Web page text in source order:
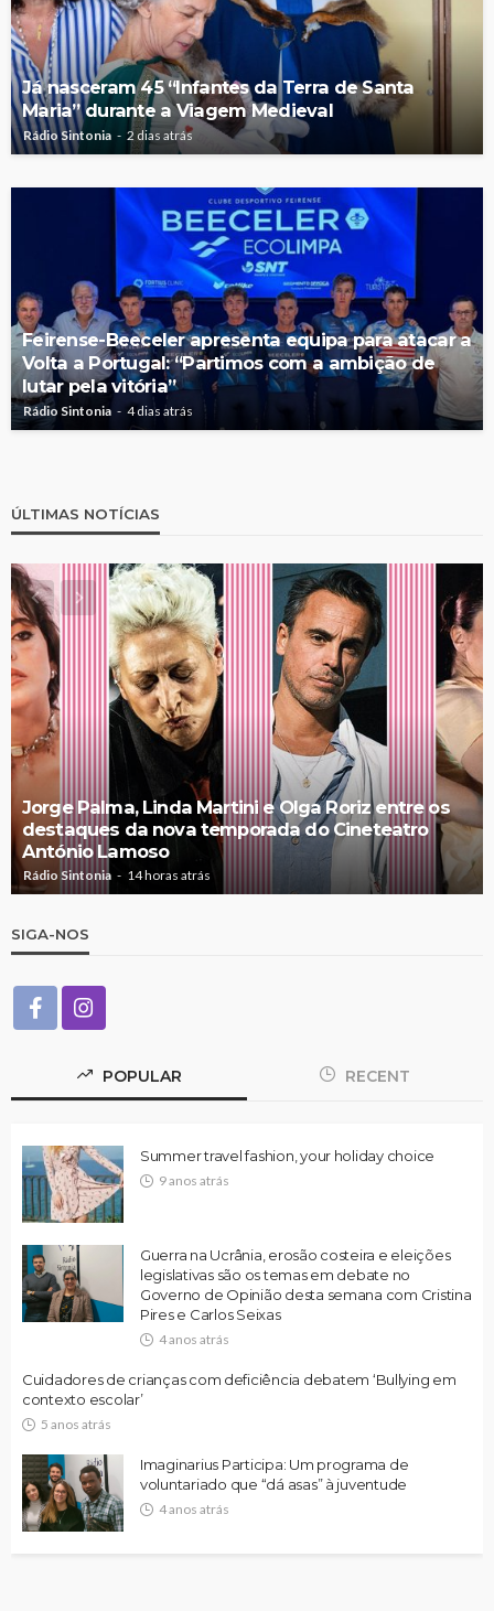
Já nasceram 45 “Infantes da Terra de Santa
Maria” durante a Viagem Medieval
Rádio Sintonia 2 dias atrás
Feirense-Beeceler apresenta equipa para atacar a
Volta a Portugal: “Partimos com a ambição de
lutar pela vitória”
Rádio Sintonia 4 dias atrás
ÚLTIMAS NOTÍCIAS
Jorge Palma, Linda Martini e Olga Roriz entre os
destaques da nova temporada do Cineteatro
António Lamoso
Rádio Sintonia 14 horas atrás
SIGA-NOS
POPULAR RECENT
Summer travel fashion, your holiday choice
9 anos atrás
Guerra na Ucrânia, erosão costeira e eleições
legislativas são os temas em debate no
Governo de Opinião desta semana com Cristina
Pires e Carlos Seixas
4 anos atrás
Cuidadores de crianças com deficiência debatem ‘Bullying em
contexto escolar’
5 anos atrás
Imaginarius Participa: Um programa de
voluntariado que “dá asas” à juventude
4 anos atrás